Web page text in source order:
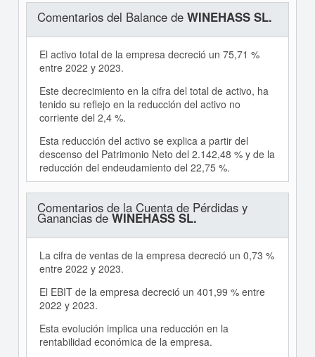
Comentarios del Balance de WINEHASS SL.
El activo total de la empresa decreció un 75,71 %
entre 2022 y 2023.
Este decrecimiento en la cifra del total de activo, ha
tenido su reflejo en la reducción del activo no
corriente del 2,4 %.
Esta reducción del activo se explica a partir del
descenso del Patrimonio Neto del 2.142,48 % y de la
reducción del endeudamiento del 22,75 %.
Comentarios de la Cuenta de Pérdidas y
Ganancias deWINEHASS SL.
La cifra de ventas de la empresa decreció un 0,73 %
entre 2022 y 2023.
El EBIT de la empresa decreció un 401,99 % entre
2022 y 2023.
Esta evolución implica una reducción en la
rentabilidad económica de la empresa.